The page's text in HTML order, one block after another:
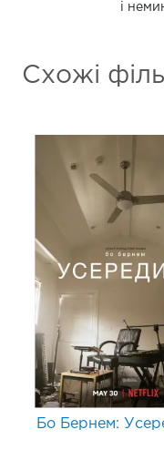
і
Схожі
Бо Бернем: